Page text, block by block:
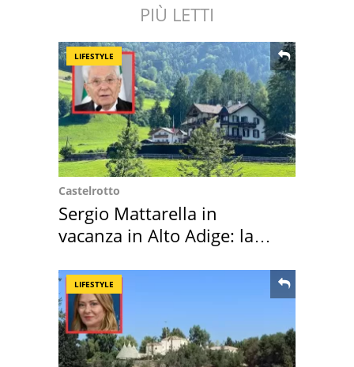
PIÙ LETTI
LIFESTYLE
Castelrotto
Sergio Mattarella in
vacanza in Alto Adige: la
LIFESTYLE